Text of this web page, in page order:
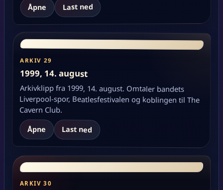
Åpne Last ned
ARKIV 29
1999, 14. august
Arkivklipp fra 1999, 14. august. Omtaler bandets
Liverpool-spor, Beatlesfestivalen og koblingen til The
Cavern Club.
Åpne Last ned
ARKIV 30